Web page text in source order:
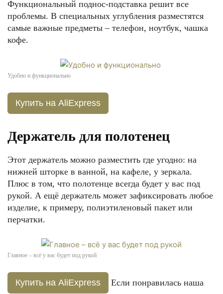
Функциональный поднос-подставка решит все
проблемы. В специальных углубления разместятся
самые важные предметы – телефон, ноутбук, чашка
кофе.
Удобно и функционально
Купить на AliExpress
Держатель для полотенец
Этот держатель можно разместить где угодно: на
нижней шторке в ванной, на кафеле, у зеркала.
Плюс в том, что полотенце всегда будет у вас под
рукой. А ещё держатель может зафиксировать любое
изделие, к примеру, полиэтиленовый пакет или
перчатки.
Главное – всё у вас будет под рукой
Купить на AliExpress
Если понравилась наша